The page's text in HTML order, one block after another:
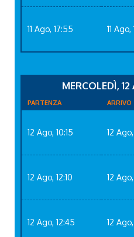
11 Ago, 17:55 11 Ago,
MERCOLEDÌ,
PARTENZA ARRIVO
12 Ago, 10:15 12 Ago,
12 Ago, 12:10 12 Ago,
12 Ago, 12:45 12